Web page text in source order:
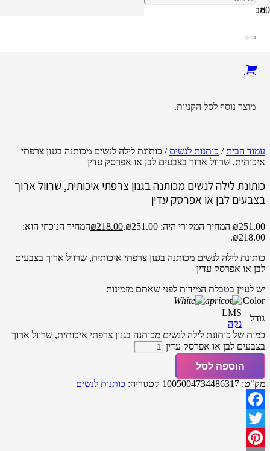
מוצר נוסף לסל הקניות.
מבצע!
עמוד הבית/ כותנות לנשים / כותונת לילה לנשים מכותנה בגנון צרפתי
איכותית, שרוול ארוך בצבעים לבן או אפרסק עדין
כותונת לילה לנשים מכותנה בגנון צרפתי איכותית, שרוול ארוך
בצבעים לבן או אפרסק עדין
₪251.00 המחיר המקורי היה: ₪251.00. ₪218.00
המחיר הנוכחי הוא:
₪218.00.
כותונת לילה לנשים מכותנה בגנון צרפתי איכותית, שרוול ארוך בצבעים
לבן או אפרסק עדין
יש לעיין בטבלת המידות לפני שאתם מזמינות
Color
גודל
LMS
נקה
כמות של כותונת לילה לנשים מכותנה בגנון צרפתי איכותית, שרוול ארוך
בצבעים לבן או אפרסק עדין
הוספה לסל
מק"ט: 1005004734486317 קטגוריה: כותנות לנשים
Facebook
Twitter